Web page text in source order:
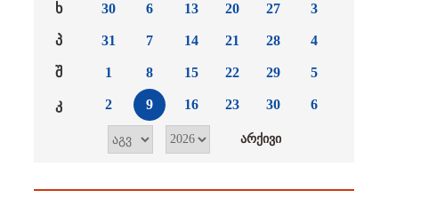
ხ
პ
შ
კ
30
31
1
2
6
7
8
9
13
14
15
16
20
21
22
23
27
28
29
30
3
4
5
6